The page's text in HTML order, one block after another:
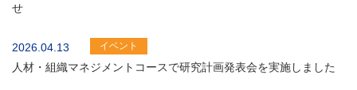
せ
2026.04.13 イベント
人材・組織マネジメントコースで研究計画発表会を実施しました